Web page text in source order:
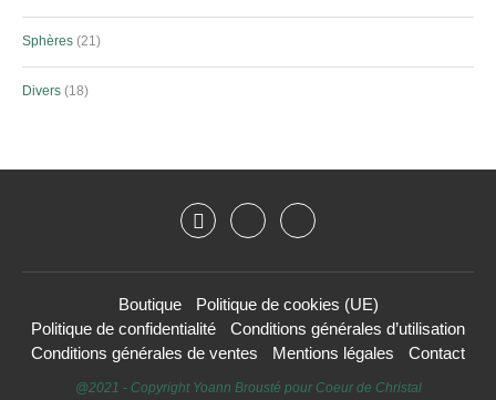
Sphères 21
Divers 18
Boutique
Politique de cookies (UE)
Politique de confidentialité
Conditions générales d’utilisation
Conditions générales de ventes
Mentions légales Contact
@2021 - Copyright Yoann Brousté pour Coeur de Christal